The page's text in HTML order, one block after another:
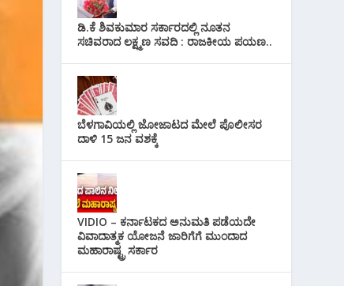
ಡಿ.ಕೆ ಶಿವಕುಮಾರ ಸರ್ಕಾರದಲ್ಲಿ ನೂತನ
ಸಚಿವರಾದ ಲಕ್ಷ್ಮಣ ಸವದಿ : ರಾಜಕೀಯ ಪಯಣ..
ಬೆಳಗಾವಿಯಲ್ಲಿ ಜೋಜಾಟದ ಮೇಲೆ ಪೊಲೀಸರ
ದಾಳಿ 15 ಜನ ವಶಕ್ಕೆ
VIDIO – ಕರ್ನಾಟಕದ ಅನುಮತಿ ಪಡೆಯದೇ
ವಿವಾದಾತ್ಮಕ ಯೋಜನೆ ಜಾರಿಗೆಗೆ ಮುಂದಾದ
ಮಹಾರಾಷ್ಟ್ರ ಸರ್ಕಾರ